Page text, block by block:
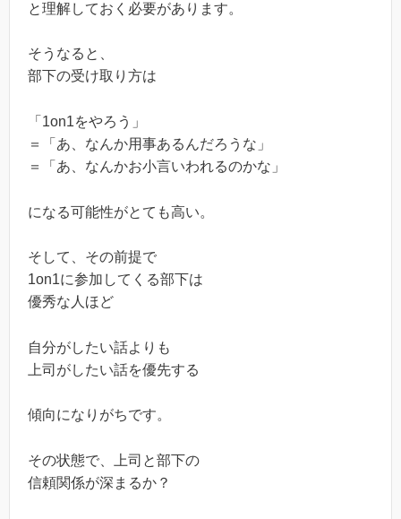
と理解しておく必要があります。
そうなると、
部下の受け取り方は
「1on1をやろう」
＝「あ、なんか用事あるんだろうな」
＝「あ、なんかお小言いわれるのかな」
になる可能性がとても高い。
そして、その前提で
1on1に参加してくる部下は
優秀な人ほど
自分がしたい話よりも
上司がしたい話を優先する
傾向になりがちです。
その状態で、上司と部下の
信頼関係が深まるか？